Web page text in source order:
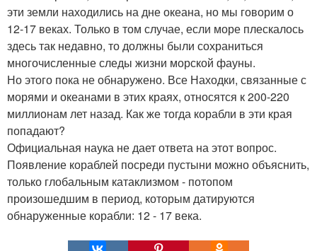
эти земли находились на дне океана, но мы говорим о
12-17 веках. Только в том случае, если море плескалось
здесь так недавно, то должны были сохраниться
многочисленные следы жизни морской фауны.
Но этого пока не обнаружено. Все Находки, связанные с
морями и океанами в этих краях, относятся к 200-220
миллионам лет назад. Как же тогда корабли в эти края
попадают?
Официальная наука не дает ответа на этот вопрос.
Появление кораблей посреди пустыни можно объяснить,
только глобальным катаклизмом - потопом
произошедшим в период, которым датируются
обнаруженные корабли: 12 - 17 века.